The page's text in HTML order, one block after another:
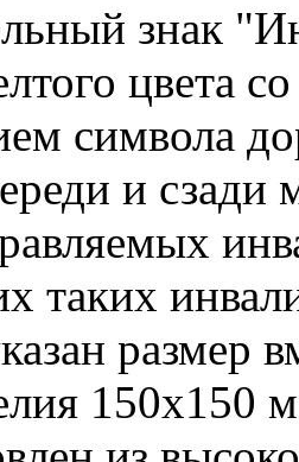
знак
цвета
символа
и сзади
таких
размер
150х150